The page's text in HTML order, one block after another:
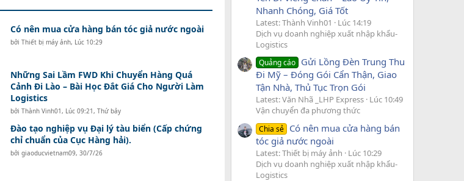
Có nên mua cửa hàng bán tóc giả nước ngoài
bởi Thiết bị máy ảnh, Lúc 10:29
Những Sai Lầm FWD Khi Chuyển Hàng Quá
Cảnh Đi Lào – Bài Học Đắt Giá Cho Người Làm
Logistics
bởi Thành Vinh01, Lúc 09:21, Thứ bảy
Đào tạo nghiệp vụ Đại lý tàu biển (Cấp chứng
chỉ chuẩn của Cục Hàng hải).
bởi giaoducvietnam09, 30/7/26
Nhanh Chóng, Giá Tốt
Latest: Thành Vinh01
Lúc 14:19
Dịch vụ doanh nghiệp xuất nhập khẩu-
Logistics
Quảng cáo Gửi Lồng Đèn Trung Thu
Đi Mỹ – Đóng Gói Cẩn Thận, Giao
Tận Nhà, Thủ Tục Trọn Gói
Latest: Văn Nhã _LHP Express Lúc 10:49
Vận chuyển đa phương thức
Chia sẻ Có nên mua cửa hàng bán
tóc giả nước ngoài
Latest: Thiết bị máy ảnh
Lúc 10:29
Dịch vụ doanh nghiệp xuất nhập khẩu-
Logistics